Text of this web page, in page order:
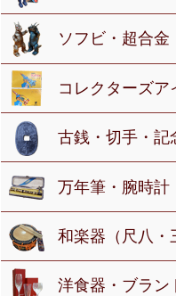
ソフビ・超合金
コレクターズア
古銭・切手・記
万年筆・腕時計
和楽器（尺八・
洋食器・ブラン